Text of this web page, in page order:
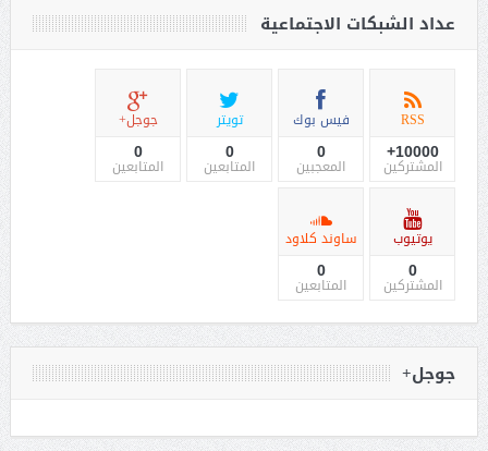
عداد الشبكات الاجتماعية
RSS
10000+
المشتركين
فيس بوك
0
المعجبين
تويتر
0
المتابعين
جوجل+
0
المتابعين
يوتيوب
0
المشتركين
ساوند كلاود
0
المتابعين
جوجل+